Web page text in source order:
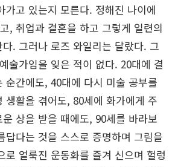
가고 있는지 모른다. 정해진 나이에
, 취업과 결혼을 하고 그렇게 일련의
. 그러나 로즈 와일리는 달랐다. 그
술가임을 잊은 적이 없다. 20대에 결
순간에도, 40대에 다시 미술 공부를
생활을 겪어도, 80세에 화가에게 주
상을 받을 때에도, 90세를 바라보
답다는 것을 스스로 증명하며 그림을
로 얼룩진 운동화를 즐겨 신으며 헐렁